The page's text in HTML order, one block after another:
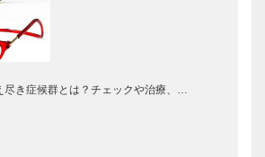
尽き症候群とは？チェックや治療、…